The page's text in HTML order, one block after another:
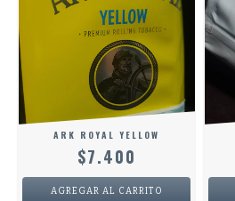
ARK ROYAL YELLOW
$7.400